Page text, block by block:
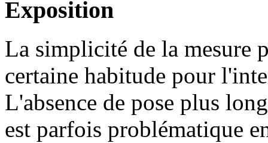
Exposition
La simplicité de la mesure
certaine habitude pour
L'absence de pose plus
est parfois problématique